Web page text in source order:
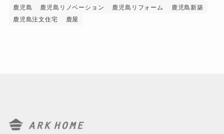
鹿児島
鹿児島リノベーション 鹿児島リフォーム
鹿児島新築
鹿児島注文住宅
鹿屋